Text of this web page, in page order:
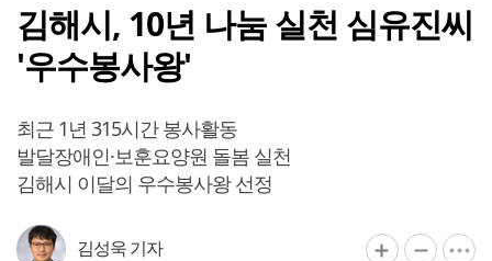
김해시, 10년 나눔 실천 심유진씨
'우수봉사왕'
최근 1년 315시간 봉사활동
발달장애인·보훈요양원 돌봄 실천
김해시 이달의 우수봉사왕 선정
김성욱 기자